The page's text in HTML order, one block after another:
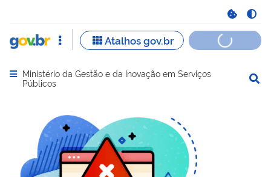
Abrir menu principal de navegação
Ministério da Gestão e da Inovação em Serviços
Públicos